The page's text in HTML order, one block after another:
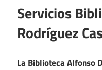
Servicios
Rodríguez
La Biblioteca Alfonso